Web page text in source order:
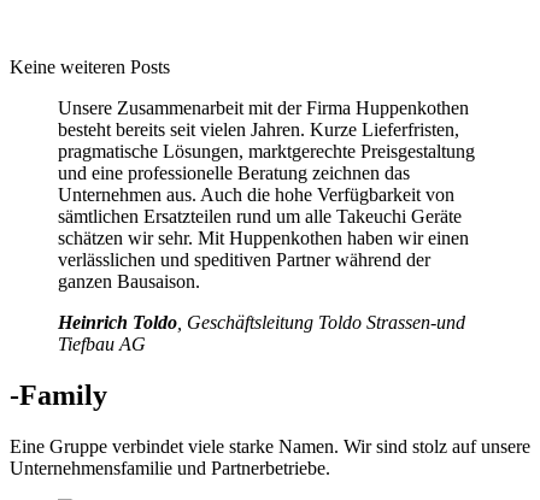
Keine weiteren Posts
Unsere Zusammenarbeit mit der Firma Huppenkothen
besteht bereits seit vielen Jahren. Kurze Lieferfristen,
pragmatische Lösungen, marktgerechte Preisgestaltung
und eine professionelle Beratung zeichnen das
Unternehmen aus. Auch die hohe Verfügbarkeit von
sämtlichen Ersatzteilen rund um alle Takeuchi Geräte
schätzen wir sehr. Mit Huppenkothen haben wir einen
verlässlichen und speditiven Partner während der
ganzen Bausaison.
Heinrich Toldo , Geschäftsleitung Toldo Strassen-und
Tiefbau AG
-Family
Eine Gruppe verbindet viele starke Namen. Wir sind stolz auf unsere
Unternehmensfamilie und Partnerbetriebe.